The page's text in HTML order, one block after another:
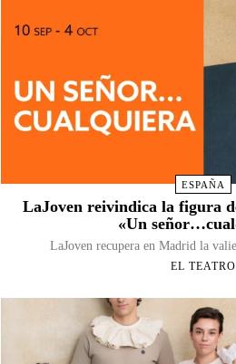
ESPAÑA
LaJoven reivindica la figura
«Un
LaJoven recupera en Madrid la
EL TEATRO